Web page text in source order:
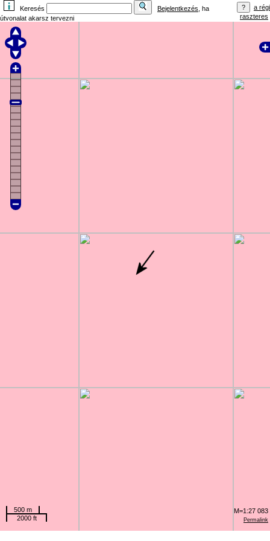
Keresés Bejelentkezés , ha
útvonalat akarsz tervezni
a régi
raszteres
Permalink
500 m
2000 ft
M=1:27 083